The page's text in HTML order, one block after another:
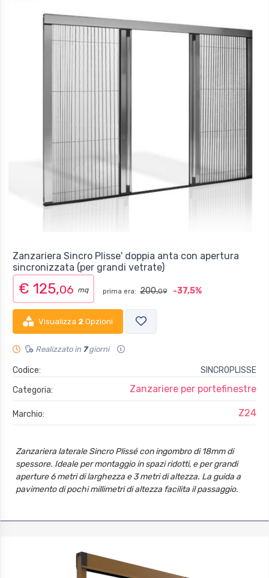
Zanzariera Sincro Plisse' doppia anta con apertura
sincronizzata (per grandi vetrate)
€ 125,06 mq prima era: 200,09 -37,5%
Visualizza 2 Opzioni
Realizzato in 7giorni
Codice:
SINCROPLISSE
Categoria:
Zanzariere per portefinestre
Marchio: Z24
Zanzariera laterale Sincro Plissé con ingombro di 18mm di
spessore. Ideale per montaggio in spazi ridotti, e per grandi
aperture 6 metri di larghezza e 3 metri di altezza. La guida a
pavimento di pochi millimetri di altezza facilita il passaggio.